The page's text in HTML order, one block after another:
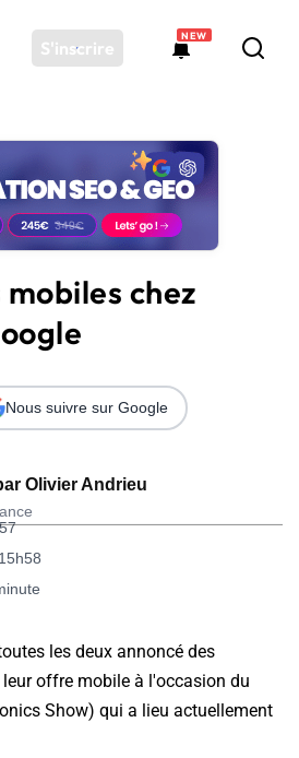
S'inscrire
NEW
chez
Olivier Andrieu
Nous suivre sur Google
les deux annoncé des
offre mobile à l'occasion du
Show) qui a lieu actuellement